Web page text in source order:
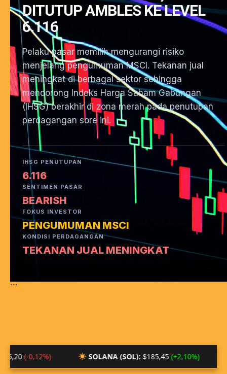
DITUTUP AMBLES KE LEVEL
6.116
Pelaku pasar memilih mengurangi risiko
menjelang pengumuman MSCI. Tekanan jual
meningkat di berbagai sektor sehingga
mendorong Indeks Harga Saham Gabungan
(IHSG) berakhir di zona merah pada penutupan
perdagangan sore ini.
IHSG PENUTUPAN
6.116
SENTIMEN PASAR
BEARISH
FOKUS INVESTOR
PENGUMUMAN MSCI
KONDISI PERDAGANGAN
TEKANAN JUAL MENINGKAT
```
SOLANA (SOL):$185,45 (+2,10%)